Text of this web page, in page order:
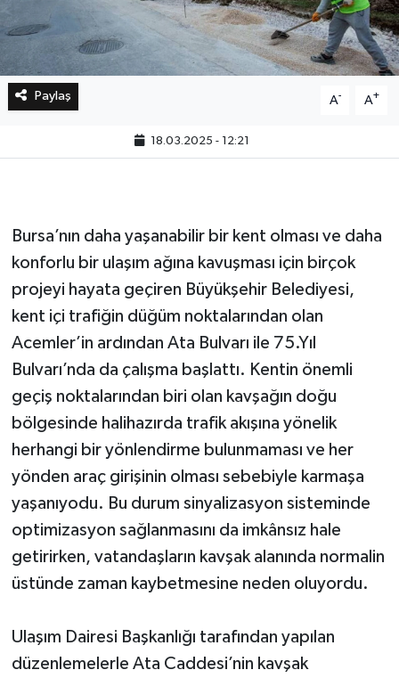
Paylaş A- A+
18.03.2025 - 12:21
Bursa’nın daha yaşanabilir bir kent olması ve daha
konforlu bir ulaşım ağına kavuşması için birçok
projeyi hayata geçiren Büyükşehir Belediyesi,
kent içi trafiğin düğüm noktalarından olan
Acemler’in ardından Ata Bulvarı ile 75.Yıl
Bulvarı’nda da çalışma başlattı. Kentin önemli
geçiş noktalarından biri olan kavşağın doğu
bölgesinde halihazırda trafik akışına yönelik
herhangi bir yönlendirme bulunmaması ve her
yönden araç girişinin olması sebebiyle karmaşa
yaşanıyodu. Bu durum sinyalizasyon sisteminde
optimizasyon sağlanmasını da imkânsız hale
getirirken, vatandaşların kavşak alanında normalin
üstünde zaman kaybetmesine neden oluyordu.
Ulaşım Dairesi Başkanlığı tarafından yapılan
düzenlemelerle Ata Caddesi’nin kavşak